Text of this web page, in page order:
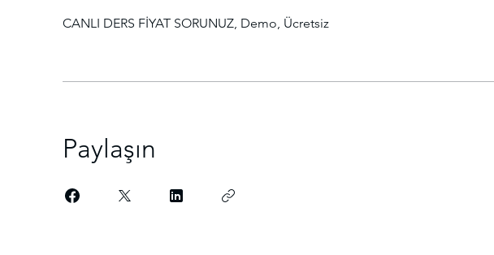
CANLI DERS FİYAT SORUNUZ, Demo, Ücretsiz
Paylaşın